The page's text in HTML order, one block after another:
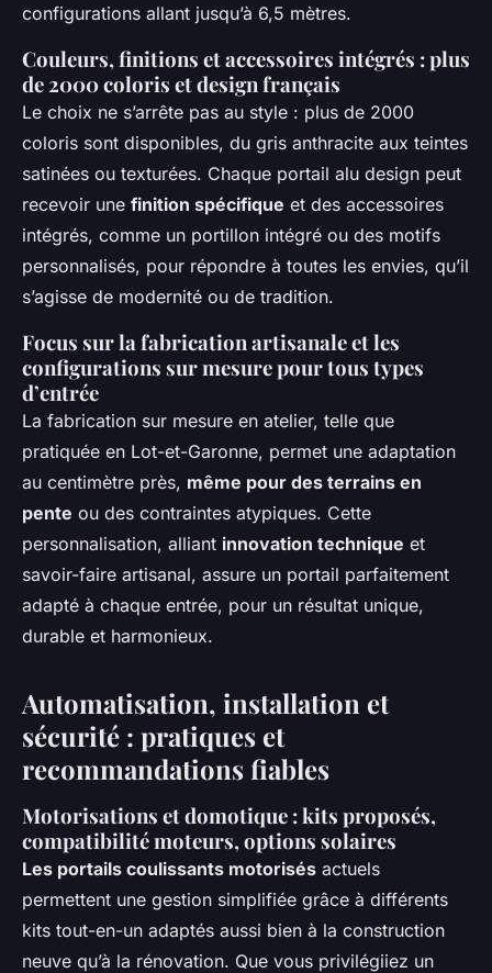
configurations allant jusqu’à 6,5 mètres.
Couleurs, finitions et accessoires intégrés : plus
de 2000 coloris et design français
Le choix ne s’arrête pas au style : plus de 2000
coloris sont disponibles, du gris anthracite aux teintes
satinées ou texturées. Chaque portail alu design peut
recevoir une finition spécifique et des accessoires
intégrés, comme un portillon intégré ou des motifs
personnalisés, pour répondre à toutes les envies, qu’il
s’agisse de modernité ou de tradition.
Focus sur la fabrication artisanale et les
configurations sur mesure pour tous types
d’entrée
La fabrication sur mesure en atelier, telle que
pratiquée en Lot-et-Garonne, permet une adaptation
au centimètre près, même pour des terrains en
pente ou des contraintes atypiques. Cette
personnalisation, alliant innovation technique et
savoir-faire artisanal, assure un portail parfaitement
adapté à chaque entrée, pour un résultat unique,
durable et harmonieux.
Automatisation, installation et
sécurité : pratiques et
recommandations fiables
Motorisations et domotique : kits proposés,
compatibilité moteurs, options solaires
Les portails coulissants motorisés actuels
permettent une gestion simplifiée grâce à différents
kits tout-en-un adaptés aussi bien à la construction
neuve qu’à la rénovation. Que vous privilégiiez un